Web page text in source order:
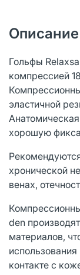
Описание
Гольфы
компрессией
эластичной
хорошую
хронической
венах,
den
материалов,
контакте с